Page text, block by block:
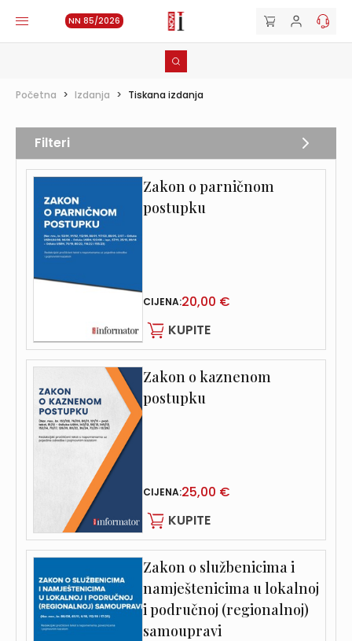
NN 85/2026
Početna > Izdanja > Tiskana izdanja
Zakon o parničnom
postupku
CIJENA:20,00 €
KUPITE
Zakon o kaznenom
postupku
CIJENA:25,00 €
KUPITE
Zakon o službenicima i
namještenicima u lokalnoj
i područnoj (regionalnoj)
samoupravi
Filteri